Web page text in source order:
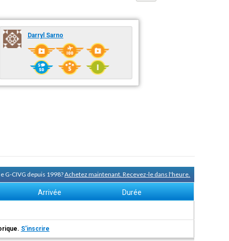
Darryl Sarno
G-CIVG depuis 1998?Achetez maintenant. Recevez-le dans l'heure.
Arrivée Durée
S'inscrire